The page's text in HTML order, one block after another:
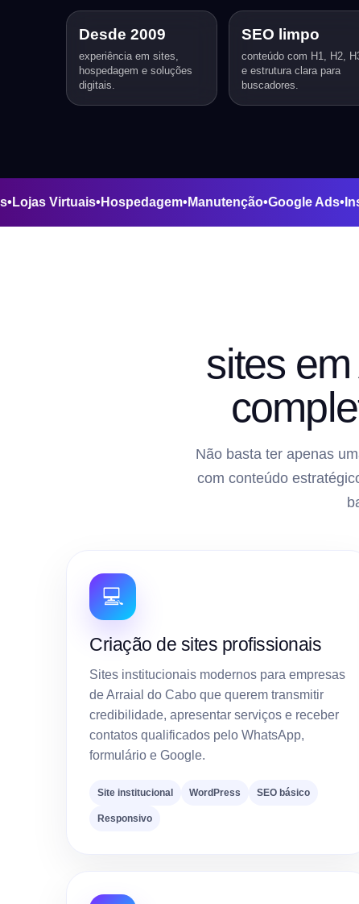
Desde 2009
experiência em sites,
hospedagem e soluções
digitais.
SEO limpo
conteúdo com H1, H2,
e estrutura clara para
buscadores.
•Lojas Virtuais•Hospedagem•Manutenção• Google
sites
Não basta ter apenas
com conteúdo
💻
Criação de sites profissionais
Sites institucionais modernos para empresas
de Arraial do Cabo que querem transmitir
credibilidade, apresentar serviços e receber
contatos qualificados pelo WhatsApp,
formulário e Google.
Site institucional WordPress SEO básico
Responsivo